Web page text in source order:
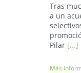
Tras
a un
Pilar [...]
Más